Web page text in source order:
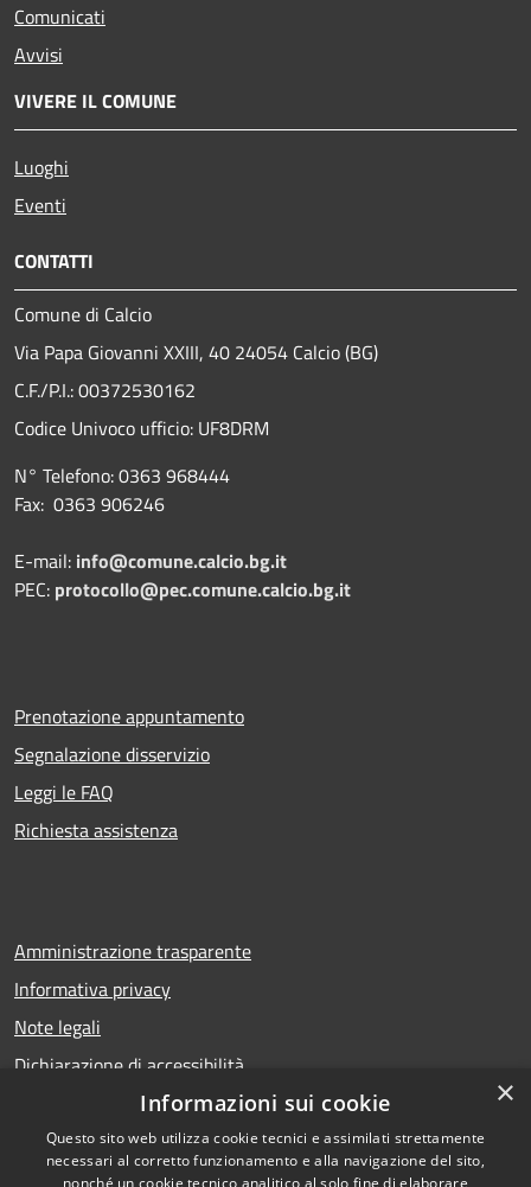
Comunicati
Avvisi
VIVERE IL COMUNE
Luoghi
Eventi
CONTATTI
Comune di Calcio
Via Papa Giovanni XXIII, 40 24054 Calcio (BG)
C.F./P.I.: 00372530162
Codice Univoco ufficio: UF8DRM
N° Telefono: 0363 968444
Fax: 0363 906246
E-mail: info@comune.calcio.bg.it
PEC: protocollo@pec.comune.calcio.bg.it
Prenotazione appuntamento
Segnalazione disservizio
Leggi le FAQ
Richiesta assistenza
Amministrazione trasparente
Informativa privacy
Note legali
Dichiarazione di accessibilità
RSS
Copyright © 2026 • Comune di
×
Informazioni sui cookie
Questo sito web utilizza cookie tecnici e assimilati strettamente
necessari al corretto funzionamento e alla navigazione del sito,
nonché un cookie tecnico analitico al solo fine di elaborare